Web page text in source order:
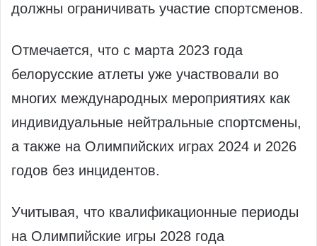
должны ограничивать участие спортсменов.
Отмечается, что с марта 2023 года
белорусские атлеты уже участвовали во
многих международных мероприятиях как
индивидуальные нейтральные спортсмены,
а также на Олимпийских играх 2024 и 2026
годов без инцидентов.
Учитывая, что квалификационные периоды
на Олимпийские игры 2028 года